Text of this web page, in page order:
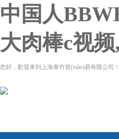
中国人
大肉棒c视
您好，歡迎來到上海泰竹貿(mào)易有限公司！